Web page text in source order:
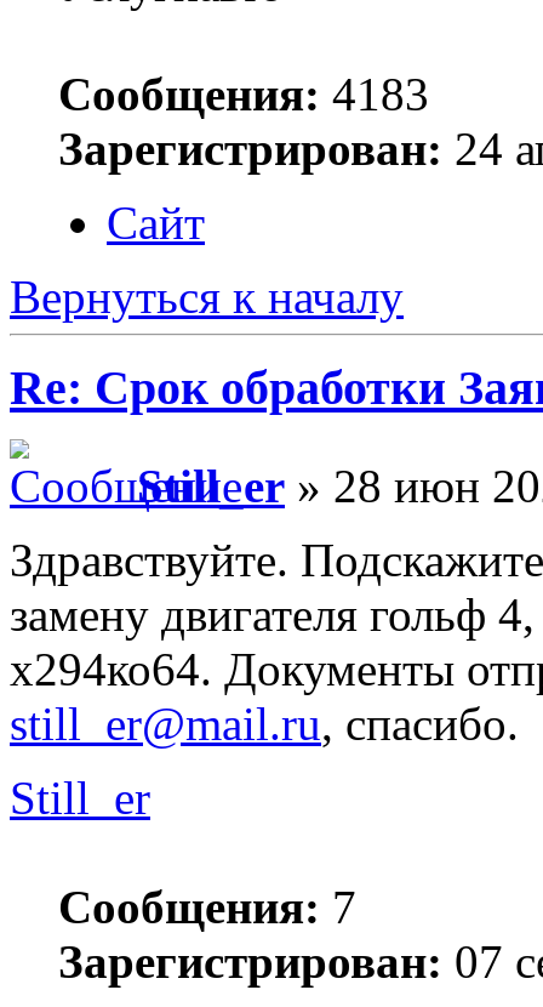
Сообщения: 4183
Зарегистрирован: 24
Сайт
Вернуться к началу
Re: Срок обработки
Still_er » 28 июн
Здравствуйте.
замену двигателя гольф
х294ко64. Документы
still_er@mail.ru, спасибо.
Still_er
Сообщения: 7
Зарегистрирован: 07